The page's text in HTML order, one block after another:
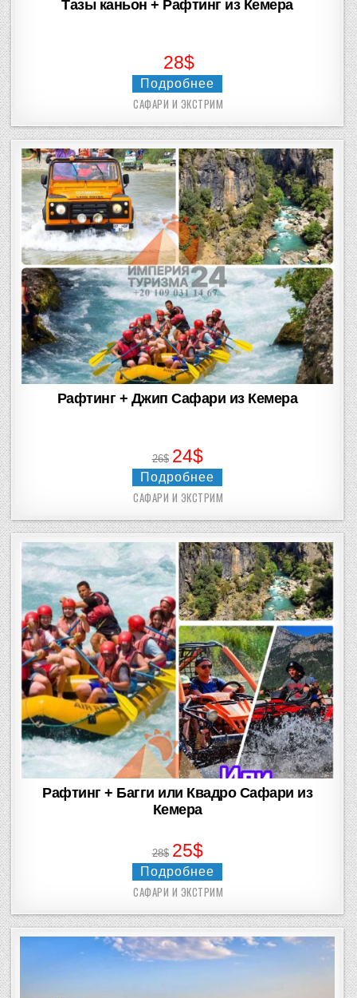
Тазы каньон + Рафтинг из Кемера
28$
Подробнее
Posted
САФАРИ И ЭКСТРИМ
Рафтинг + Джип Сафари из Кемера
26$ 24$
Подробнее
Posted
САФАРИ И ЭКСТРИМ
Рафтинг + Багги или Квадро Сафари из
Кемера
28$ 25$
Подробнее
Posted
САФАРИ И ЭКСТРИМ